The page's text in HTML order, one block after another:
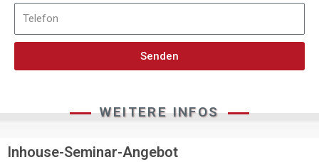
Senden
WEITERE INFOS
Inhouse-Seminar-Angebot